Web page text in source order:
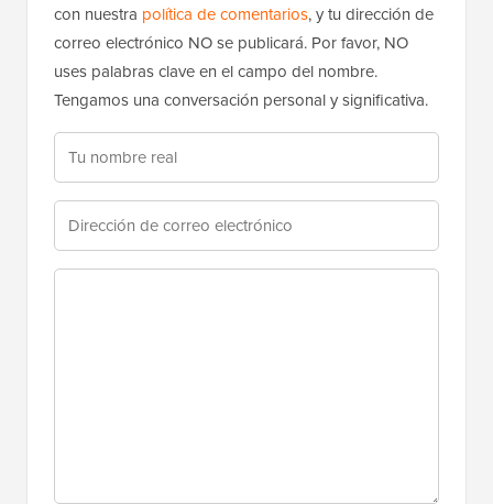
con nuestra política de comentarios, y tu dirección de
correo electrónico NO se publicará. Por favor, NO
uses palabras clave en el campo del nombre.
Tengamos una conversación personal y significativa.